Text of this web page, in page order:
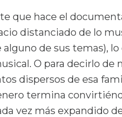
que hace el
distanciado de lo
de sus temas), lo
O para decirlo de
dispersos de esa
termina
vez más expandido